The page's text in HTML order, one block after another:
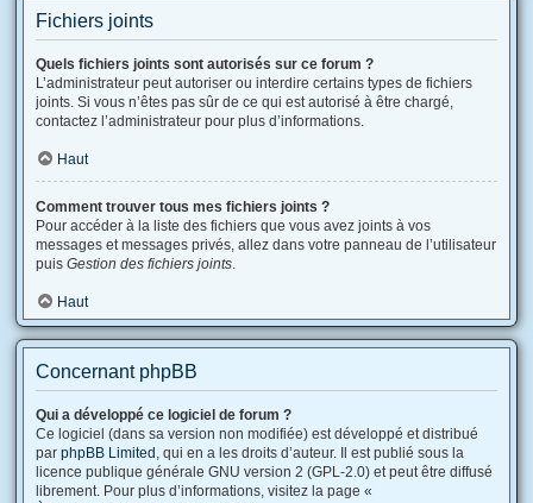
Fichiers joints
Quels fichiers joints sont autorisés sur ce forum ?
L’administrateur peut autoriser ou interdire certains types de fichiers
joints. Si vous n’êtes pas sûr de ce qui est autorisé à être chargé,
contactez l’administrateur pour plus d’informations.
Haut
Comment trouver tous mes fichiers joints ?
Pour accéder à la liste des fichiers que vous avez joints à vos
messages et messages privés, allez dans votre panneau de l’utilisateur
puis Gestion des fichiers joints.
Haut
Concernant phpBB
Qui a développé ce logiciel de forum ?
Ce logiciel (dans sa version non modifiée) est développé et distribué
par phpBB Limited , qui en a les droits d’auteur. Il est publié sous la
licence publique générale GNU version 2 (GPL-2.0) et peut être diffusé
librement. Pour plus d’informations, visitez la page «